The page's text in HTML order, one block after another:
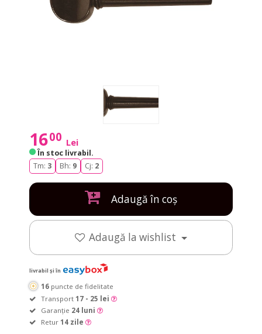
1600 Lei
În stoc livrabil.
Tm: 3 Bh: 9 Cj: 2
Adaugă în coș
Adaugă la wishlist
livrabil și în
16 puncte de fidelitate
Transport 17 - 25 lei
Garanție 24 luni
Retur 14 zile